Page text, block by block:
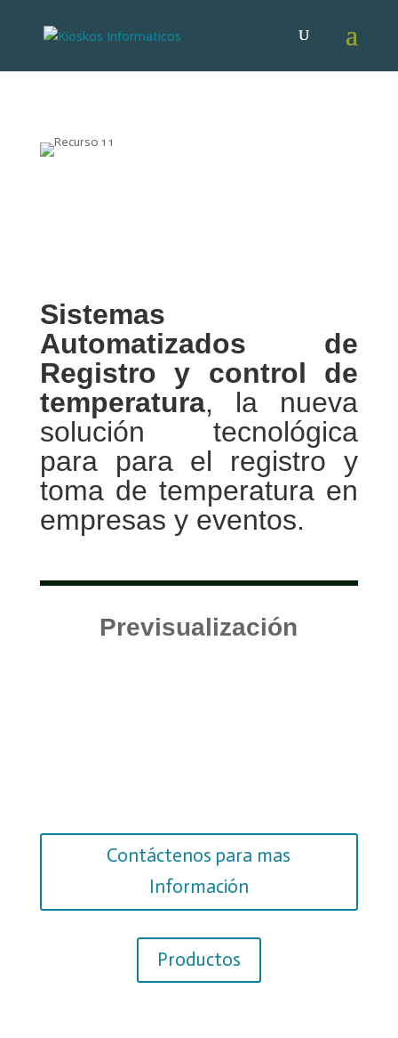
Sistemas
Automatizados de
Registro y control de
temperatura, la nueva
solución tecnológica
para para el registro y
toma de temperatura en
empresas y eventos.
Previsualización
Contáctenos para mas
Información
Productos